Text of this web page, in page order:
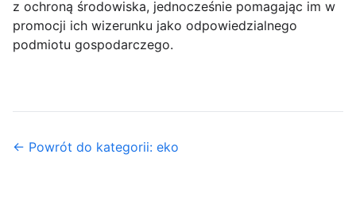
z ochroną środowiska, jednocześnie pomagając im w
promocji ich wizerunku jako odpowiedzialnego
podmiotu gospodarczego.
← Powrót do kategorii: eko